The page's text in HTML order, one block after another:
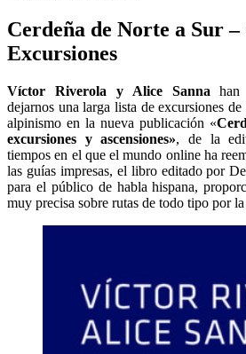
Cerdeña de Norte a Sur –
Excursiones
Víctor Riverola y Alice Sanna han
dejarnos una larga lista de excursiones
alpinismo en la nueva publicación «
excursiones y ascensiones», de la
tiempos en el que el mundo online ha
las guías impresas, el libro editado por
para el público de habla hispana,
muy precisa sobre rutas de todo tipo por la